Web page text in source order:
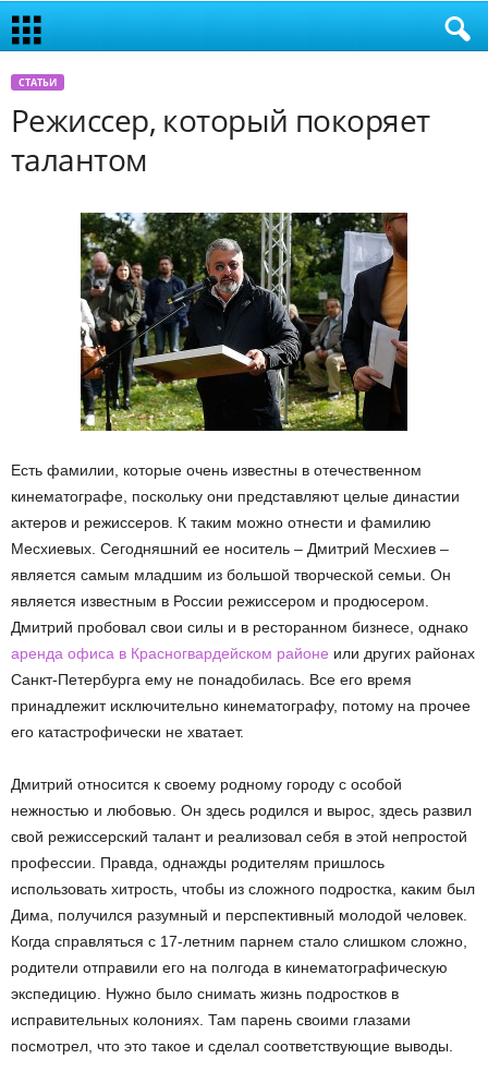
СТАТЬИ
Режиссер, который покоряет
талантом
Есть фамилии, которые очень известны в отечественном
кинематографе, поскольку они представляют целые династии
актеров и режиссеров. К таким можно отнести и фамилию
Месхиевых. Сегодняшний ее носитель – Дмитрий Месхиев –
является самым младшим из большой творческой семьи. Он
является известным в России режиссером и продюсером.
Дмитрий пробовал свои силы и в ресторанном бизнесе, однако
аренда офиса в Красногвардейском районе или других районах
Санкт-Петербурга ему не понадобилась. Все его время
принадлежит исключительно кинематографу, потому на прочее
его катастрофически не хватает.
Дмитрий относится к своему родному городу с особой
нежностью и любовью. Он здесь родился и вырос, здесь развил
свой режиссерский талант и реализовал себя в этой непростой
профессии. Правда, однажды родителям пришлось
использовать хитрость, чтобы из сложного подростка, каким был
Дима, получился разумный и перспективный молодой человек.
Когда справляться с 17-летним парнем стало слишком сложно,
родители отправили его на полгода в кинематографическую
экспедицию. Нужно было снимать жизнь подростков в
исправительных колониях. Там парень своими глазами
посмотрел, что это такое и сделал соответствующие выводы.